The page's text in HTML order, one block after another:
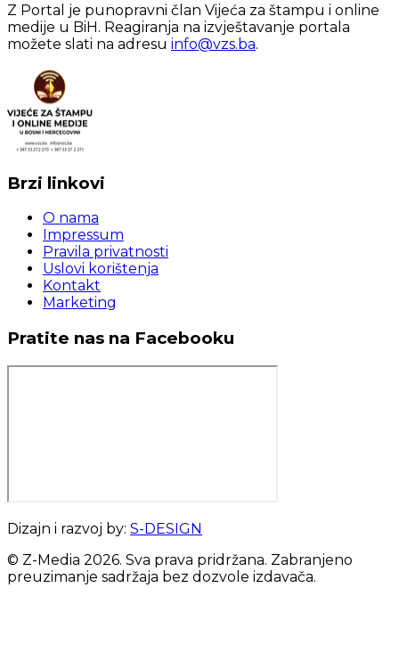
Z Portal je punopravni član Vijeća za štampu i online
medije u BiH. Reagiranja na izvještavanje portala
možete slati na adresu info@vzs.ba.
Brzi linkovi
O nama
Impressum
Pravila privatnosti
Uslovi korištenja
Kontakt
Marketing
Pratite nas na Facebooku
Dizajn i razvoj by: S-DESIGN
© Z-Media 2026. Sva prava pridržana. Zabranjeno
preuzimanje sadržaja bez dozvole izdavača.